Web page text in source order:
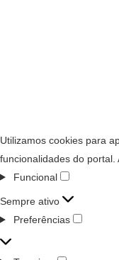
Utilizamos cookies para
funcionalidades do
Funcional
Sempre ativo
Preferências